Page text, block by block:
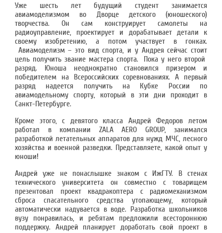
Уже шесть лет будущий студент занимается
авиамоделизмом во Дворце детского (юношеского)
творчества. Он сам конструирует самолеты на
радиоуправление, проектирует и дорабатывает детали к
своему изобретению, а потом участвует в гонках.
Авиамоделизм – это вид спорта, и у Андрея сейчас стоит
цель получить звание мастера спорта. Пока у него второй
разряд. Юноша неоднократно становился призером и
победителем на Всероссийских соревнованиях. А первый
разряд надеется получить на Кубке России по
авиамодельному спорту, который в эти дни проходит в
Санкт-Петербурге.
Кроме этого, с девятого класса Андрей Федоров летом
работал в компании ZALA AERO GROUP, занимался
разработкой летательных аппаратов для нужд МЧС, лесного
хозяйства и военной разведки. Представляете, какой опыт у
юноши!
Андрей уже не понаслышке знаком с ИжГТУ. В стенах
технического университета он совместно с товарищем
презентовал проект квадракоптера с радиомеханизмом
сброса спасательного средства утопающему, который
автоматически надувается в воде. Разработка школьников
вузу понравилась, и ребятам предложили всестороннюю
поддержку. Андрей планирует доработать свой проект в